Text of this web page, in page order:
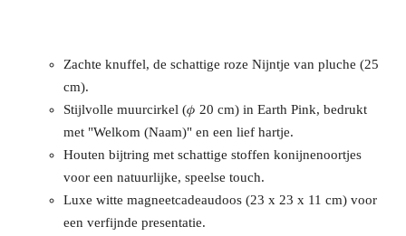
Zachte knuffel, de schattige roze Nijntje van pluche (25
cm).
Stijlvolle muurcirkel (𝜙 20 cm) in Earth Pink, bedrukt
met "Welkom (Naam)" en een lief hartje.
Houten bijtring met schattige stoffen konijnenoortjes
voor een natuurlijke, speelse touch.
Luxe witte magneetcadeaudoos (23 x 23 x 11 cm) voor
een verfijnde presentatie.